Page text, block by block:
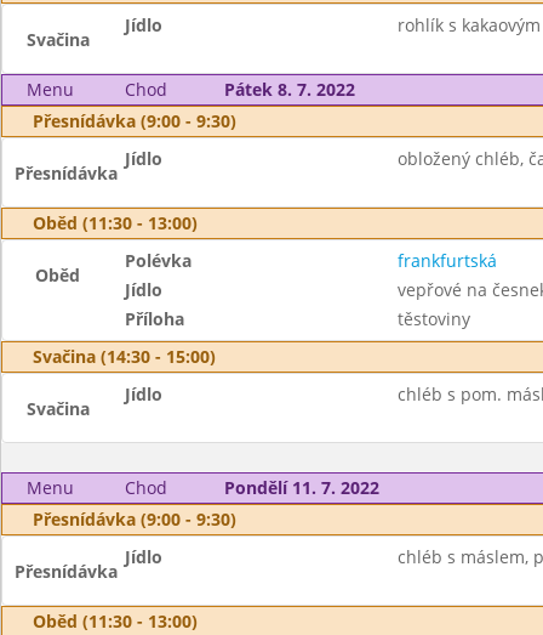
Svačina
Jídlo rohlík s
Menu Chod
Pátek 8. 7. 2022
Přesnídávka (9:00 - 9:30)
Přesnídávka
Jídlo obložený chléb,
Oběd (11:30 - 13:00)
Oběd
Polévka
frankfurtská
Jídlo
vepřové na
Příloha
těstoviny
Svačina (14:30 - 15:00)
Svačina
Jídlo chléb s pom.
Menu Chod
Pondělí 11. 7. 2022
Přesnídávka (9:00 - 9:30)
Přesnídávka
Jídlo chléb s máslem,
Oběd (11:30 - 13:00)